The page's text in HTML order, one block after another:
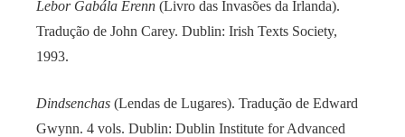
Lebor Gabála Érenn (Livro das Invasões da Irlanda).
Tradução de John Carey. Dublin: Irish Texts Society,
1993.
Dindsenchas (Lendas de Lugares). Tradução de Edward
Gwynn. 4 vols. Dublin: Dublin Institute for Advanced